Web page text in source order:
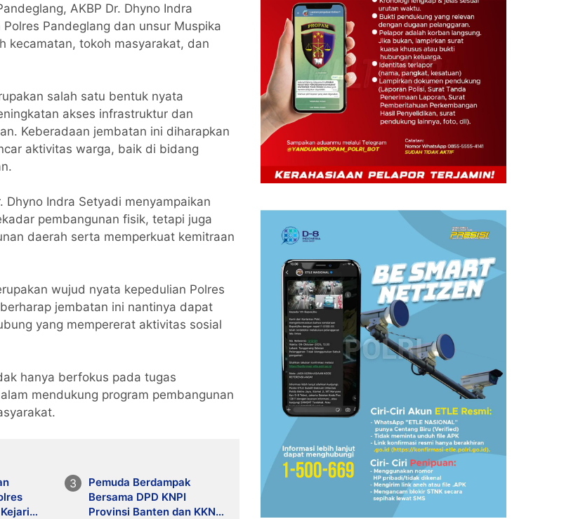
AKBP Dr. Dhyno Indra
Pandeglang dan unsur Muspika
kecamatan, tokoh masyarakat, dan
salah satu bentuk nyata
akses infrastruktur dan
Keberadaan jembatan ini diharapkan
aktivitas warga, baik di bidang
Dhyno Indra Setyadi menyampaikan
pembangunan fisik, tetapi juga
daerah serta memperkuat kemitraan
wujud nyata kepedulian Polres
jembatan ini nantinya dapat
yang mempererat aktivitas sosial
hanya berfokus pada tugas
mendukung program pembangunan
Pemuda Berdampak
Bersama DPD KNPI
Provinsi Banten dan KKN